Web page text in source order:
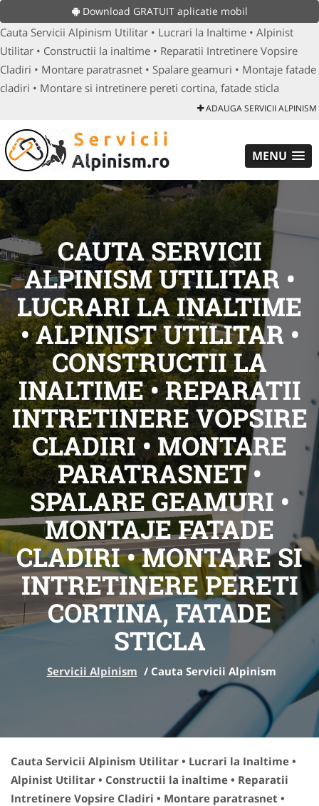
Download GRATUIT aplicatie mobil
Cauta Servicii Alpinism Utilitar • Lucrari la Inaltime • Alpinist
Utilitar • Constructii la inaltime • Reparatii Intretinere Vopsire
Cladiri • Montare paratrasnet • Spalare geamuri • Montaje fatade
cladiri • Montare si intretinere pereti cortina, fatade sticla
ADAUGA SERVICII ALPINISM
MENU
CAUTA SERVICII
ALPINISM UTILITAR •
LUCRARI LA INALTIME
• ALPINIST UTILITAR •
CONSTRUCTII LA
INALTIME • REPARATII
INTRETINERE VOPSIRE
CLADIRI • MONTARE
PARATRASNET •
SPALARE GEAMURI •
MONTAJE FATADE
CLADIRI • MONTARE SI
INTRETINERE PERETI
CORTINA, FATADE
STICLA
Servicii Alpinism / Cauta Servicii Alpinism
Cauta Servicii Alpinism Utilitar • Lucrari la Inaltime •
Alpinist Utilitar • Constructii la inaltime • Reparatii
Intretinere Vopsire Cladiri • Montare paratrasnet •